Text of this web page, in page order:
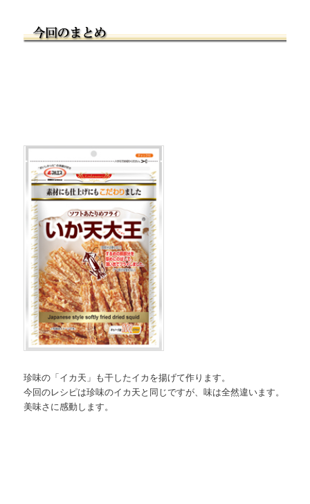
珍味の「イカ天」も干したイカを揚げて作ります。
今回のレシピは珍味のイカ天と同じですが、味は全然違います。
美味さに感動します。